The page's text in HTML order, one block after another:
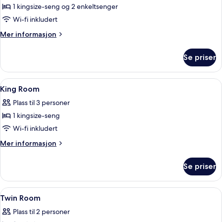
soverom
1 kingsize-seng og 2 enkeltsenger
Wi-fi inkludert
Mer informasjon
Mer
2
soverom
Se priser
Åpne
alle
bildene
av
King
Room
Minibar, safe på rommet,
4
King Room
Plass til 3 personer
1 kingsize-seng
Wi-fi inkludert
Mer informasjon
Mer
Room
Se priser
Åpne
alle
bildene
Minibar, safe på rommet,
4
Twin Room
Plass til 2 personer